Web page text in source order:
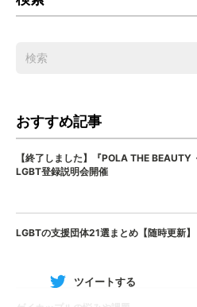
おすすめ記事
【終了しました】『POLA THE BEAUTY
LGBT登録説明会開催
LGBTの支援団体21選まとめ【随時更新】
ツイートする